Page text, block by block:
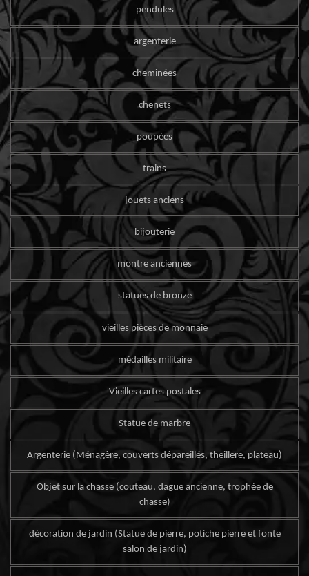
pendules
argenterie
cheminées
chenets
poupées
trains
jouets anciens
bijouterie
montre anciennes
statues de bronze
vieilles pièces de monnaie
médailles militaire
Vieilles cartes postales
Statue de marbre
Argenterie (Ménagère, couverts dépareillés, theillere, plateau)
Objet sur la chasse (couteau, dague ancienne, trophée de
chasse)
décoration de jardin (Statue de pierre, potiche pierre et fonte
salon de jardin)